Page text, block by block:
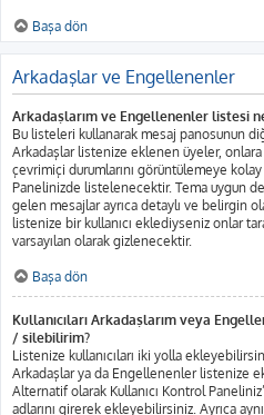
Başa dön
Arkadaşlar ve Engellenenler
Arkadaşlarım ve Engellenenler listesi
Bu listeleri kullanarak mesaj panosunun
Arkadaşlar listenize eklenen üyeler,
çevrimiçi durumlarını görüntülemeye
Panelinizde listelenecektir. Tema uygun
gelen mesajlar ayrıca detaylı ve belirgin
listenize bir kullanıcı eklediyseniz onlar
varsayılan olarak gizlenecektir.
Başa dön
Kullanıcıları Arkadaşlarım veya
/ silebilirim?
Listenize kullanıcıları iki yolla
Arkadaşlar ya da Engellenenler listenize
Alternatif olarak Kullanıcı Kontrol
adlarını girerek ekleyebilirsiniz. Ayrıca